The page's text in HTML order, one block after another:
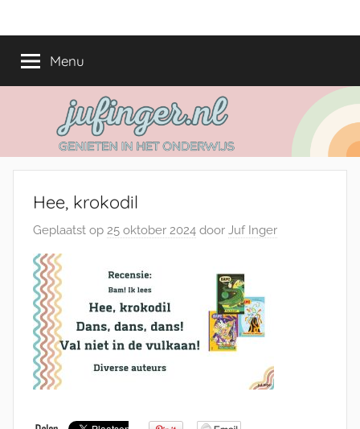
naarjufinger.nl
het
onderwijs
Menu
Hee, krokodil
Geplaatst op 25 oktober 2024 door Juf Inger